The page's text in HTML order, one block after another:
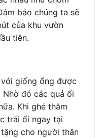
bảo chúng ta sẽ
của khu vườn
tiên.
giống ổng được
đó các quả ổi
Khi ghé thăm
trái ổi ngay tại
cho người thân